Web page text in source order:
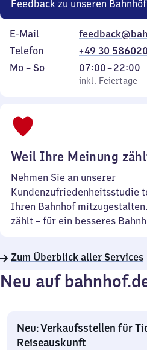
Feedback zu unseren
E-Mail
Telefon
+49 30
Montag
Mo – So,
inkl. Feiertage
07:00–22:00
Von
7
inkl. Feiertage
Weil Ihre Meinung
Nehmen Sie an unserer
Kundenzufriedenheitsstudie
Ihren Bahnhof
zählt – für ein besseres
Zum Überblick aller Services
Neu auf
Neu: Verkaufsstellen für
Reiseauskunft